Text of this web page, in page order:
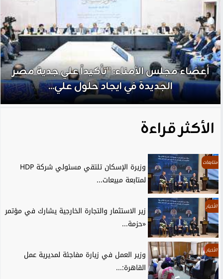
أعضاء مجلس الأمناء: ”تأكيداً علي جدية مصر
الجديدة في ايجاد حلول علي...
الأكثر قراءة
متابعات
وزيرة الإسكان تلتقي مسئولي شركة HDP
لمتابعة مبيعات...
الأخبار
زير الاستثمار والتجارة الخارجية يشارك في مؤتمر
«حزمة...
الأخبار
وزير العمل في زيارة مفاجئة لمديرية عمل
القاهرة:...